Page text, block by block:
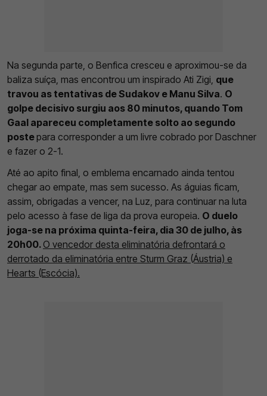
Na segunda parte, o Benfica cresceu e aproximou-se da
baliza suíça, mas encontrou um inspirado Ati Zigi, que
travou as tentativas de Sudakov e Manu Silva. O
golpe decisivo surgiu aos 80 minutos, quando Tom
Gaal apareceu completamente solto ao segundo
postepara corresponder a um livre cobrado por Daschner
e fazer o 2-1.
Até ao apito final, o emblema encarnado ainda tentou
chegar ao empate, mas sem sucesso. As águias ficam,
assim, obrigadas a vencer, na Luz, para continuar na luta
pelo acesso à fase de liga da prova europeia. O duelo
joga-se na próxima quinta-feira, dia 30 de julho, às
20h00. O vencedor desta eliminatória defrontará o
derrotado da eliminatória entre Sturm Graz (Áustria) e
Hearts (Escócia).